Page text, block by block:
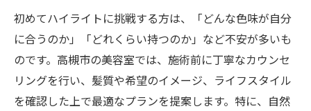
初めてハイライトに挑戦する方は、「どんな色味が自分
に合うのか」「どれくらい持つのか」など不安が多いも
のです。高槻市の美容室では、施術前に丁寧なカウンセ
リングを行い、髪質や希望のイメージ、ライフスタイル
を確認した上で最適なプランを提案します。特に、自然